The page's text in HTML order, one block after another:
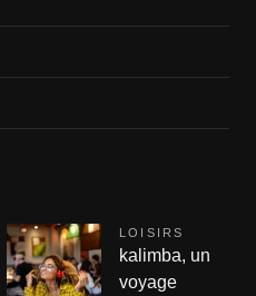
LOISIRS
kalimba, un
voyage